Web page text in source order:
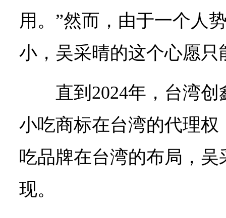
用。”然而，由于一个人
小，吴采晴的这个心愿只
直到2024年，台湾
小吃商标在台湾的代理
吃品牌在台湾的布局，
现。